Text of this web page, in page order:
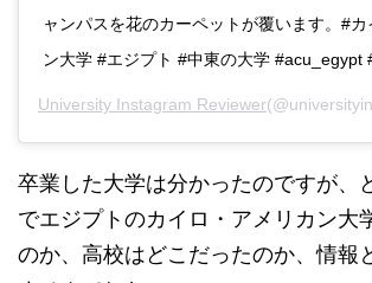
ャンパスを花のカーペットが覆います。#カ
ン大学 #エジプト #中東の大学 #acu_egypt
University Instagram Reviewer
卒業した大学は分かったのですが、
でエジプトのカイロ・アメリカン大
のか、高校はどこだったのか、情報